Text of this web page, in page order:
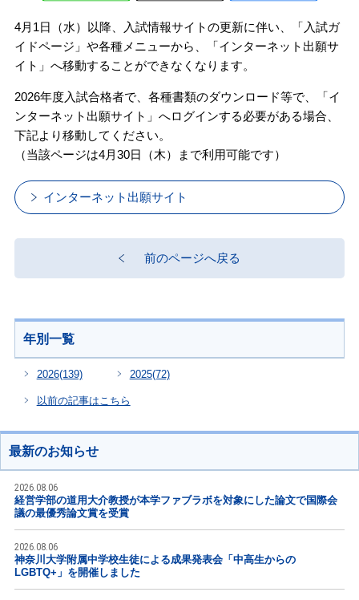
4月1日（水）以降、入試情報サイトの更新に伴い、「入試ガ
イドページ」や各種メニューから、「インターネット出願サ
イト」へ移動することができなくなります。
2026年度入試合格者で、各種書類のダウンロード等で、「イ
ンターネット出願サイト」へログインする必要がある場合、
下記より移動してください。
（当該ページは4月30日（木）まで利用可能です）
インターネット出願サイト
前のページへ戻る
年別一覧
2026(139) 2025(72)
以前の記事はこちら
最新のお知らせ
2026.08.06
経営学部の道用大介教授が本学ファブラボを対象にした論文で国際会
議の最優秀論文賞を受賞
2026.08.06
神奈川大学附属中学校生徒による成果発表会「中高生からの
LGBTQ+」を開催しました